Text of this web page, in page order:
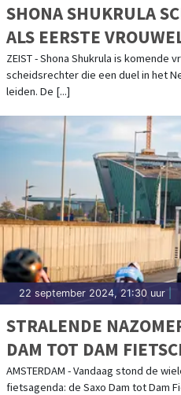
SHONA SHUKRULA
ALS EERSTE
SCHEIDSRECHTER IN
ZEIST - Shona Shukrula is komende
scheidsrechter die een duel in het
leiden. De [...]
22 september 2024, 21:30 uur
STRALENDE
DAM TOT DAM
AMSTERDAM - Vandaag stond de
fietsagenda: de Saxo Dam tot Dam